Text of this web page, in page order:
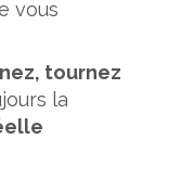
vous
tournez
la